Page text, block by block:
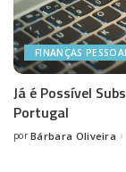
FINANÇAS
Já é Possível
Portugal
Posted
por Bárbara Oliveira